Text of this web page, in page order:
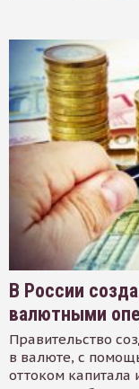
В России
валютными
Правительство
в валюте, с
оттоком капитала